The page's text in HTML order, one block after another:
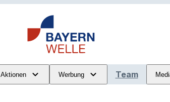
Aktionen Werbung Team